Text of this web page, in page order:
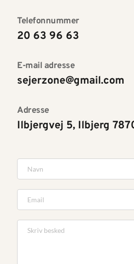
Telefonnummer
20 63 96 63
E-mail adresse
sejerzone@gmail.com
Adresse
Ilbjergvej 5, Ilbjerg